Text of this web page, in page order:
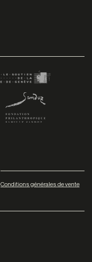
Conditions générales de vente